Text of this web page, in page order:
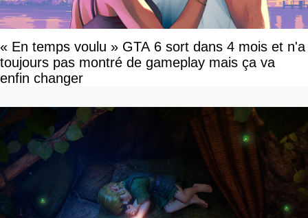
« En temps voulu » GTA 6 sort dans 4 mois et n'a
toujours pas montré de gameplay mais ça va
enfin changer